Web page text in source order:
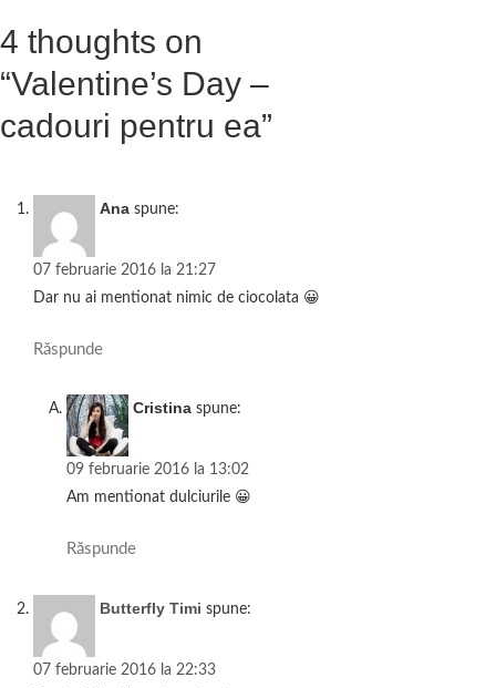
a
z
ă
4 thoughts on
“Valentine’s Day –
cadouri pentru ea”
Ana spune:
07 februarie 2016 la 21:27
Dar nu ai mentionat nimic de ciocolata 😀
Răspunde
Cristina spune:
09 februarie 2016 la 13:02
Am mentionat dulciurile 😀
Răspunde
Butterfly Timi spune:
07 februarie 2016 la 22:33